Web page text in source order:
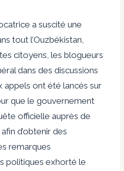
a suscité une
tout l’Ouzbékistan,
citoyens, les blogueurs
dans des discussions
appels ont été lancés sur
que le gouvernement
officielle auprès de
d’obtenir des
remarques
politiques exhorté le